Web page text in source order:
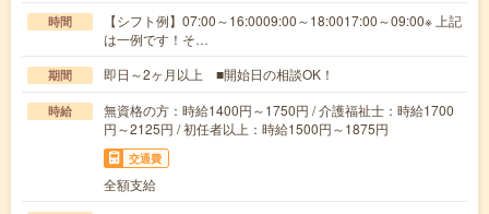
時間
【シフト例】07:00～16:0009:00～18:0017:00～09:00※ 上記
は一例です！そ…
期間 即日～2ヶ月以上 ■開始日の相談OK！
時給
無資格の方：時給1400円～1750円 / 介護福祉士：時給1700
円～2125円 / 初任者以上：時給1500円～1875円
交通費
全額支給